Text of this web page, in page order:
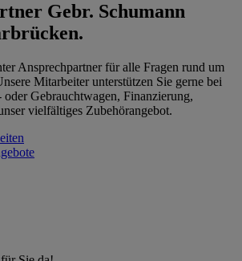
Gebr. Schumann
Ansprechpartner für alle Fragen rund um
Mitarbeiter unterstützen Sie gerne bei
Gebrauchtwagen, Finanzierung,
vielfältiges Zubehörangebot.